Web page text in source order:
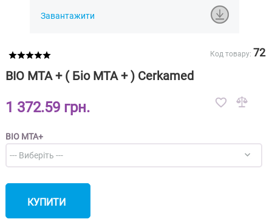
Завантажити
Код товару: 72
BIO MTA + ( Біо МТА + ) Cerkamed
1 372.59 грн.
BIO MTA+
КУПИТИ